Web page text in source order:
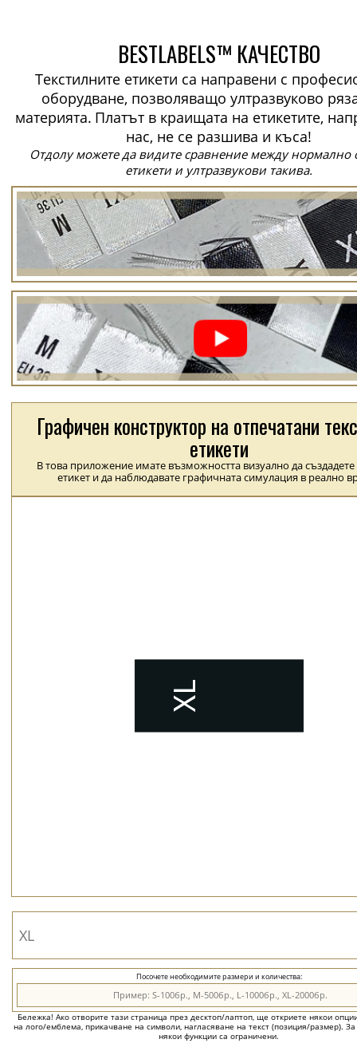
BESTLABELS™ КАЧЕСТВО
Текстилните етикети са направени с
оборудване, позволяващо ултразвуково
материята. Платът в краищата на етикетите,
нас, не се разшива и къса!
Отдолу можете да видите сравнение между нормално
етикети и ултразвукови такива.
Графичен конструктор на отпечатани
етикети
В това приложение имате възможността визуално да създадете
етикет и да наблюдавате графичната симулация в реално
Посочете необходимите размери и количества:
Бележка! Ако отворите тази страница през десктоп/лаптоп, ще откриете някои
на лого/емблема, прикачване на символи, нагласяване на текст (позиция/размер).
някои функции са ограничени.